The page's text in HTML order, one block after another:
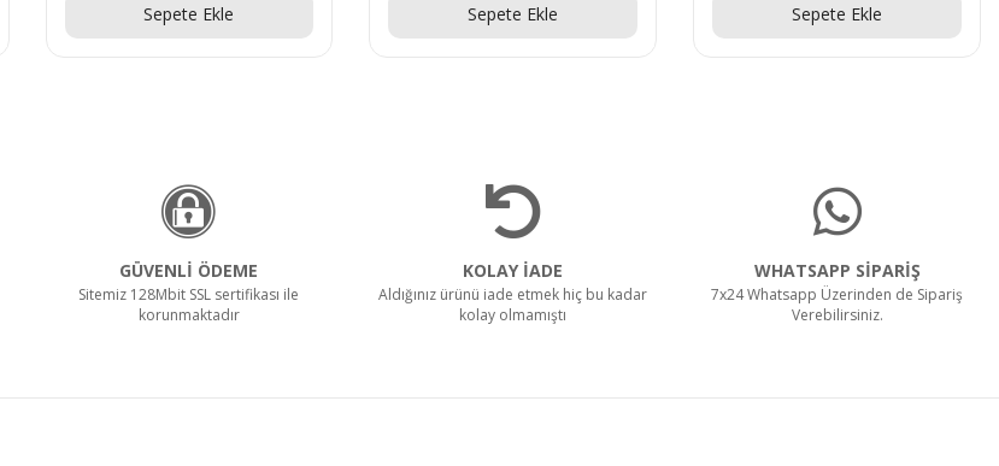
Sepete Ekle
Sepete Ekle
Sepete Ekle
GÜVENLİ ÖDEME
Sitemiz 128Mbit SSL sertifikası ile
korunmaktadır
KOLAY İADE
Aldığınız ürünü iade etmek hiç bu kadar
kolay olmamıştı
WHATSAPP SİPARİŞ
7x24 Whatsapp Üzerinden de Sipariş
Verebilirsiniz.